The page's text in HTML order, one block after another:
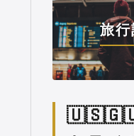
旅行
🇺🇸🇬🇺